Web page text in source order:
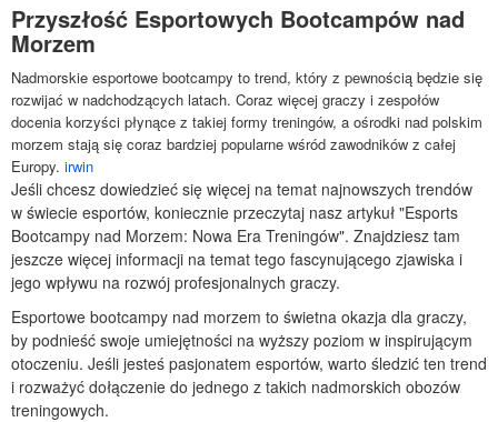
Przyszłość Esportowych Bootcampów nad
Morzem
Nadmorskie esportowe bootcampy to trend, który z pewnością będzie się
rozwijać w nadchodzących latach. Coraz więcej graczy i zespołów
docenia korzyści płynące z takiej formy treningów, a ośrodki nad polskim
morzem stają się coraz bardziej popularne wśród zawodników z całej
Europy. irwin
Jeśli chcesz dowiedzieć się więcej na temat najnowszych trendów
w świecie esportów, koniecznie przeczytaj nasz artykuł "Esports
Bootcampy nad Morzem: Nowa Era Treningów". Znajdziesz tam
jeszcze więcej informacji na temat tego fascynującego zjawiska i
jego wpływu na rozwój profesjonalnych graczy.
Esportowe bootcampy nad morzem to świetna okazja dla graczy,
by podnieść swoje umiejętności na wyższy poziom w inspirującym
otoczeniu. Jeśli jesteś pasjonatem esportów, warto śledzić ten trend
i rozważyć dołączenie do jednego z takich nadmorskich obozów
treningowych.